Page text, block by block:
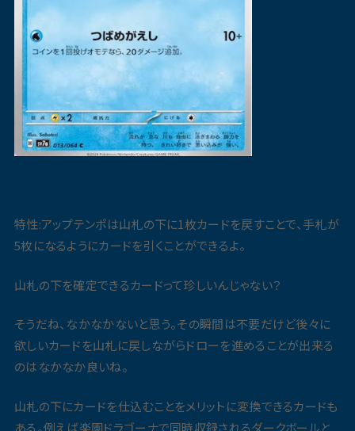
特性:アップテンポは山札の下に1枚カードを戻すことで、手札が
5枚になるようにカードを引くことができるよ。
山札の下を確定できるカードって珍しいんじゃない？
そうだね、なかなかないと思う。その瞬間は不要だけど後々に
欲しいカードを山札に戻しながらドローを進めることが出来る
のはなかなか良いね。
山札の下にカードを仕込むことをメリットに変換できるカードも
ある。例えば楽園ドラゴーナで同時収録されるダークボールと